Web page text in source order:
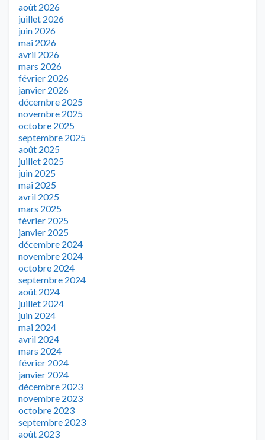
août 2026
juillet 2026
juin 2026
mai 2026
avril 2026
mars 2026
février 2026
janvier 2026
décembre 2025
novembre 2025
octobre 2025
septembre 2025
août 2025
juillet 2025
juin 2025
mai 2025
avril 2025
mars 2025
février 2025
janvier 2025
décembre 2024
novembre 2024
octobre 2024
septembre 2024
août 2024
juillet 2024
juin 2024
mai 2024
avril 2024
mars 2024
février 2024
janvier 2024
décembre 2023
novembre 2023
octobre 2023
septembre 2023
août 2023